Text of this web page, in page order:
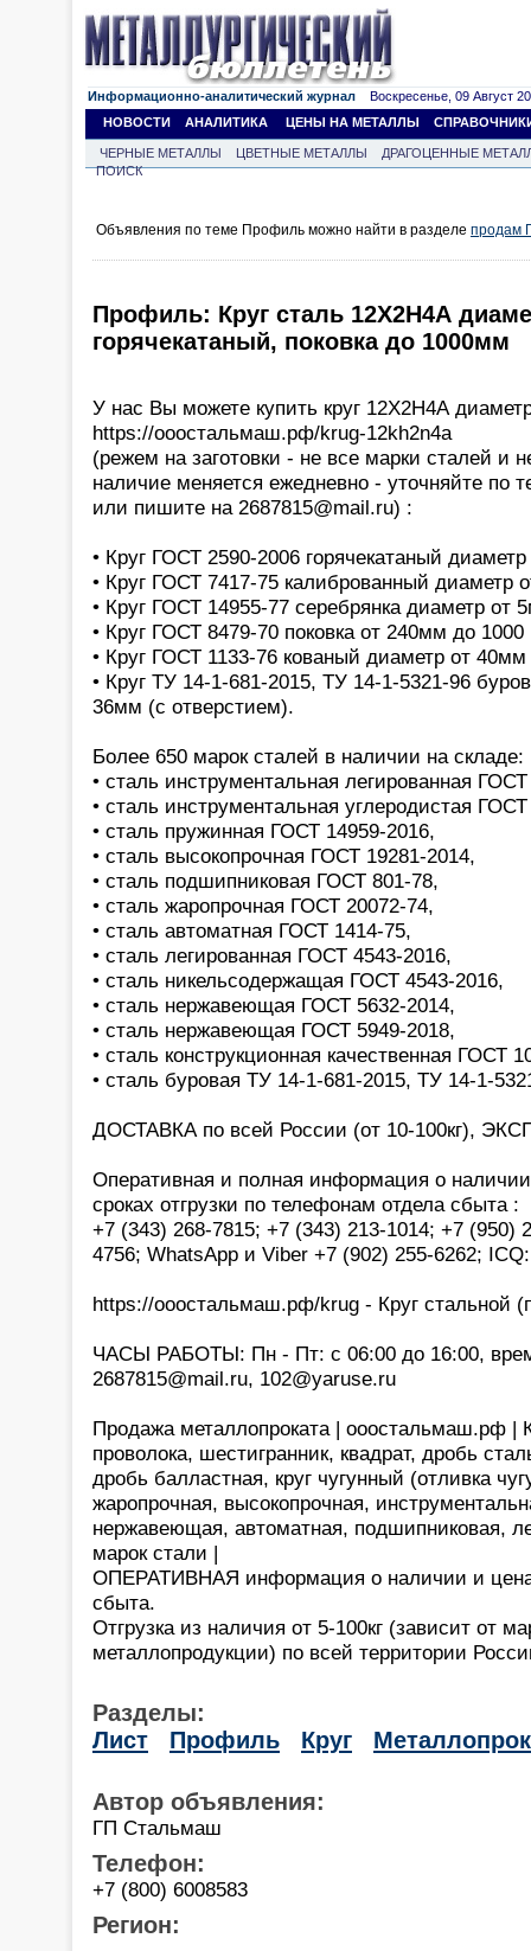
Информационно-аналитический журнал Воскресенье, 09 Август
НОВОСТИ
АНАЛИТИКА ЦЕНЫ НА МЕТАЛЛЫ
ЧЕРНЫЕ МЕТАЛЛЫ ЦВЕТНЫЕ МЕТАЛЛЫ
ДРАГОЦЕННЫЕ
ПОИСК
Объявления по теме Профиль можно найти в разделе продам
Профиль: Круг сталь 12Х2Н4А
горячекатаный, поковка до 1000мм
У нас Вы можете купить круг 12Х2Н4А
https://ооостальмаш.рф/krug-12kh2n4a
(режем на заготовки - не все марки сталей и
наличие меняется ежедневно - уточняйте по
или пишите на 2687815@mail.ru) :
• Круг ГОСТ 2590-2006 горячекатаный
• Круг ГОСТ 7417-75 калиброванный диаметр
• Круг ГОСТ 14955-77 серебрянка диаметр от
• Круг ГОСТ 8479-70 поковка от 240мм до
• Круг ГОСТ 1133-76 кованый диаметр от
• Круг ТУ 14-1-681-2015, ТУ 14-1-5321-96
36мм (с отверстием).
Более 650 марок сталей в наличии на складе:
• сталь инструментальная легированная
• сталь инструментальная углеродистая
• сталь пружинная ГОСТ 14959-2016,
• сталь высокопрочная ГОСТ 19281-2014,
• сталь подшипниковая ГОСТ 801-78,
• сталь жаропрочная ГОСТ 20072-74,
• сталь автоматная ГОСТ 1414-75,
• сталь легированная ГОСТ 4543-2016,
• сталь никельсодержащая ГОСТ 4543-2016,
• сталь нержавеющая ГОСТ 5632-2014,
• сталь нержавеющая ГОСТ 5949-2018,
• сталь конструкционная качественная ГОСТ
• сталь буровая ТУ 14-1-681-2015, ТУ 14-1-
ДОСТАВКА по всей России (от 10-100кг),
Оперативная и полная информация о
сроках отгрузки по телефонам отдела сбыта :
+7 (343) 268-7815; +7 (343) 213-1014; +7 (950)
4756; WhatsApp и Viber +7 (902) 255-6262;
https://ооостальмаш.рф/krug - Круг стальной
ЧАСЫ РАБОТЫ: Пн - Пт: с 06:00 до 16:00,
2687815@mail.ru, 102@yaruse.ru
Продажа металлопроката | ооостальмаш.рф |
проволока, шестигранник, квадрат, дробь
дробь балластная, круг чугунный (отливка
жаропрочная, высокопрочная,
нержавеющая, автоматная, подшипниковая,
марок стали |
ОПЕРАТИВНАЯ информация о наличии и
сбыта.
Отгрузка из наличия от 5-100кг (зависит от
металлопродукции) по всей территории
Разделы:
Лист
Профиль Круг
Автор объявления:
ГП Стальмаш
Телефон:
+7 (800) 6008583
Регион: